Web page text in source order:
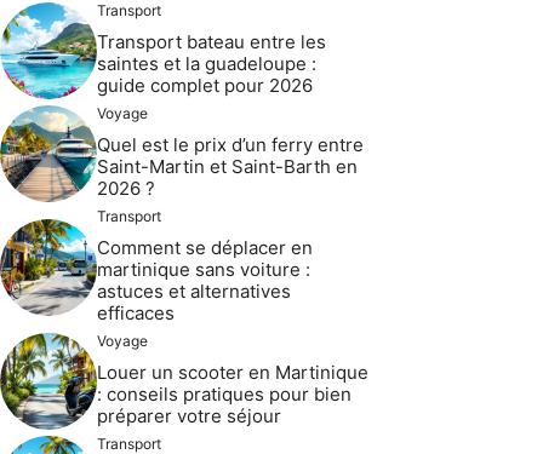
Transport
Transport bateau entre les
saintes et la guadeloupe :
guide complet pour 2026
Voyage
Quel est le prix d’un ferry entre
Saint-Martin et Saint-Barth en
2026 ?
Transport
Comment se déplacer en
martinique sans voiture :
astuces et alternatives
efficaces
Voyage
Louer un scooter en Martinique
: conseils pratiques pour bien
préparer votre séjour
Transport